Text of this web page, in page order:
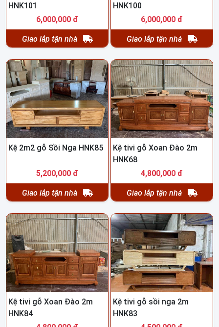
HNK101
6,000,000 đ
Giao lắp tận nhà
HNK100
6,000,000 đ
Giao lắp tận nhà
Kệ 2m2 gỗ Sồi Nga HNK85
5,200,000 đ
Giao lắp tận nhà
Kệ tivi gỗ Xoan Đào 2m
HNK68
4,800,000 đ
Giao lắp tận nhà
Kệ tivi gỗ Xoan Đào 2m
HNK84
Kệ tivi gỗ sồi nga 2m
HNK83